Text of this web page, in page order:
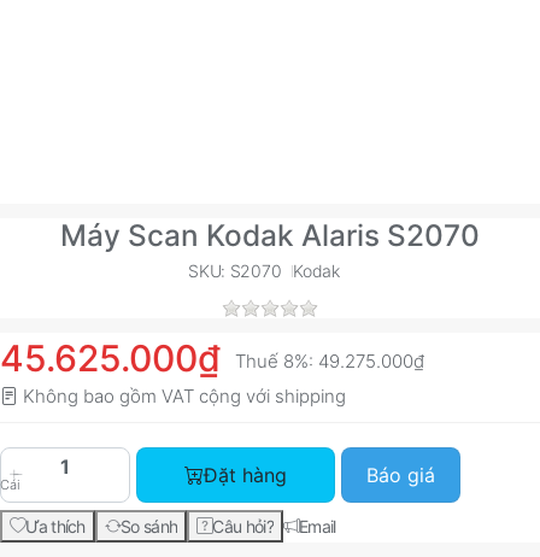
Máy Scan Kodak Alaris S2070
SKU: S2070 Kodak
45.625.000₫ Thuế 8%: 49.275.000₫
Không bao gồm VAT cộng với shipping
Cái
Máy Scan Kodak Alaris S2070 với giá
Đặt hàng Báo giá
Ưa thích So sánh Câu hỏi? Email